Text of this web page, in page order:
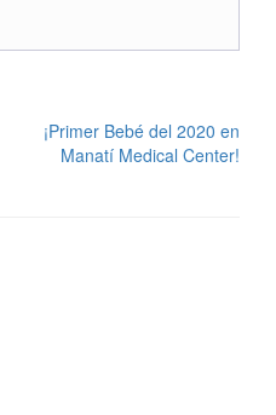
¡Primer Bebé del 2020 en
Manatí Medical Center!